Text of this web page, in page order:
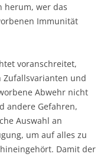
herum, wer das
Immunität
voranschreitet,
Zufallsvarianten und
Abwehr nicht
andere Gefahren,
Auswahl an
um auf alles zu
Damit der